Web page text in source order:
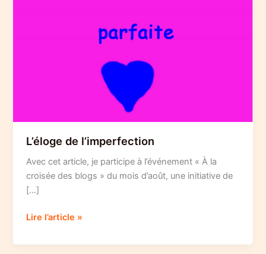
L’éloge de l’imperfection
Avec cet article, je participe à l’événement « À la
croisée des blogs » du mois d’août, une initiative de
[…]
L’éloge
l’imperfection
Lire l’article »